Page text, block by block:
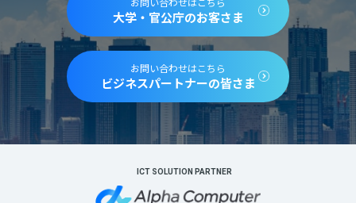
大学・官公庁のお客さま
お問い合わせはこちら
ビジネスパートナーの皆さま
ICT SOLUTION PARTNER